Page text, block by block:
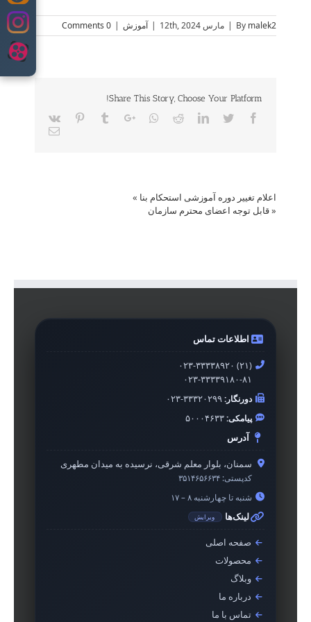
content
By malek2
| مارس 12th, 2024 | آموزش |
0 Comments
Share This Story, Choose Your Platform!
Facebook
Twitter
LinkedIn
Reddit
Whatsapp
Google+
Tumblr
Pinterest
Vk
Email
اعلام تغییر دوره آموزشی استحکام بنا »
«قابل توجه اعضای محترم سازمان
اطلاعات تماس
۰۲۳-۳۳۳۳۸۹۲۰ (۲۱)
۰۲۳-۳۳۳۳۹۱۸۰-۸۱
دورنگار:۰۲۳-۳۳۳۲۰۲۹۹
پیامکی:۵۰۰۰۴۶۳۳
آدرس
سمنان، بلوار معلم شرقی، نرسیده به میدان مطهری
کدپستی: ۳۵۱۴۶۵۶۶۳۴
شنبه تا چهارشنبه ۸ – ۱۷
لینک‌ها ویرایش
صفحه اصلی
محصولات
وبلاگ
درباره ما
تماس با ما